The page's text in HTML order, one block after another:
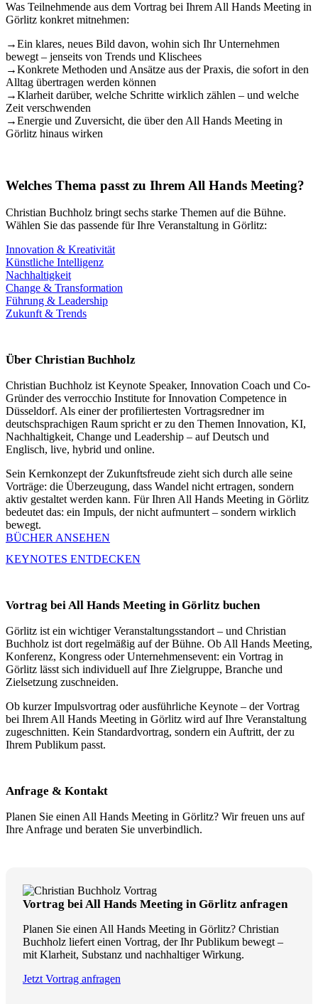
Was Teilnehmende aus dem Vortrag bei Ihrem All Hands Meeting in
Görlitz konkret mitnehmen:
→Ein klares, neues Bild davon, wohin sich Ihr Unternehmen
bewegt – jenseits von Trends und Klischees
→Konkrete Methoden und Ansätze aus der Praxis, die sofort in den
Alltag übertragen werden können
→Klarheit darüber, welche Schritte wirklich zählen – und welche
Zeit verschwenden
→Energie und Zuversicht, die über den All Hands Meeting in
Görlitz hinaus wirken
Welches Thema passt zu Ihrem All Hands Meeting?
Christian Buchholz bringt sechs starke Themen auf die Bühne.
Wählen Sie das passende für Ihre Veranstaltung in Görlitz:
Innovation & Kreativität
Künstliche Intelligenz
Nachhaltigkeit
Change & Transformation
Führung & Leadership
Zukunft & Trends
Über Christian Buchholz
Christian Buchholz ist Keynote Speaker, Innovation Coach und Co-
Gründer des verrocchio Institute for Innovation Competence in
Düsseldorf. Als einer der profiliertesten Vortragsredner im
deutschsprachigen Raum spricht er zu den Themen Innovation, KI,
Nachhaltigkeit, Change und Leadership – auf Deutsch und
Englisch, live, hybrid und online.
Sein Kernkonzept der Zukunftsfreude zieht sich durch alle seine
Vorträge: die Überzeugung, dass Wandel nicht ertragen, sondern
aktiv gestaltet werden kann. Für Ihren All Hands Meeting in Görlitz
bedeutet das: ein Impuls, der nicht aufmuntert – sondern wirklich
bewegt.
BÜCHER ANSEHEN
KEYNOTES ENTDECKEN
Vortrag bei All Hands Meeting in Görlitz buchen
Görlitz ist ein wichtiger Veranstaltungsstandort – und Christian
Buchholz ist dort regelmäßig auf der Bühne. Ob All Hands Meeting,
Konferenz, Kongress oder Unternehmensevent: ein Vortrag in
Görlitz lässt sich individuell auf Ihre Zielgruppe, Branche und
Zielsetzung zuschneiden.
Ob kurzer Impulsvortrag oder ausführliche Keynote – der Vortrag
bei Ihrem All Hands Meeting in Görlitz wird auf Ihre Veranstaltung
zugeschnitten. Kein Standardvortrag, sondern ein Auftritt, der zu
Ihrem Publikum passt.
Anfrage & Kontakt
Planen Sie einen All Hands Meeting in Görlitz? Wir freuen uns auf
Ihre Anfrage und beraten Sie unverbindlich.
Vortrag bei All Hands Meeting in Görlitz anfragen
Planen Sie einen All Hands Meeting in Görlitz? Christian
Buchholz liefert einen Vortrag, der Ihr Publikum bewegt –
mit Klarheit, Substanz und nachhaltiger Wirkung.
Jetzt Vortrag anfragen